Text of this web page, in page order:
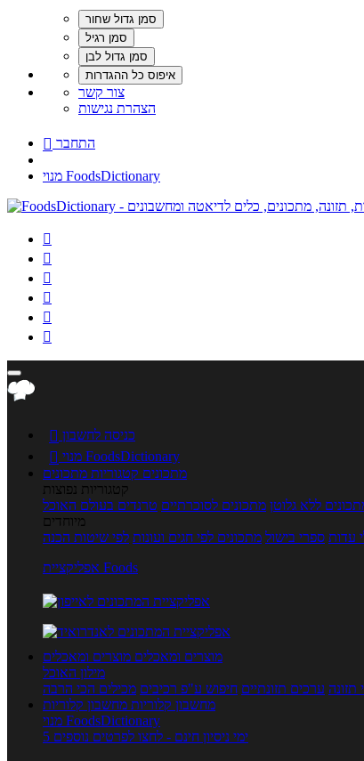
צור קשר
הצהרת נגישות
 התחבר
מנוי FoodsDictionary






 כניסה לחשבון

מנוי FoodsDictionary
מתכונים קטגוריות מתכונים
קטגוריות נפוצות
ללא גלוטן מתכונים לסוכרתיים טרנדים בעולם האוכל
מיוחדים
עדות ספרי בישול מתכונים לפי חגים ועונות לפי שיטות הכנה
אפליקציית Foods
מוצרים ומאכלים מוצרים ומאכלים
מילון האוכל
תזונה ערכים תזונתיים חיפוש ע"פ רכיבים מכילים הכי הרבה
מחשבון קלוריות מחשבון קלוריות
מנוי FoodsDictionary
5 ימי ניסיון חינם - לחצו לפרטים נוספים